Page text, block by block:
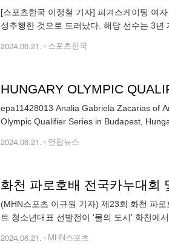
[스포츠한국 이정철 기자] 피겨스케이팅 여
성추행한 것으로 드러났다. 해당 선수는 3년
2024.06.21. 스포츠한국
HUNGARY OLYMPIC
epa11428013 Analia Gabriela Zacarias of
2024.06.21. 연합뉴스
화천 파로호배 전국카누대회
(MHN스포츠 이규원 기자) 제23회 화천 파
트 청소년대표 선발전이 '물의 도시' 화천에
2024.06.21. MHN스포츠